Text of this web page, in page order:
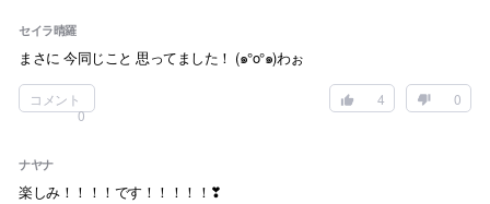
セイラ晴羅
まさに 今同じこと 思ってました！ (๑°o°๑)わぉ
コメント
0
0
4
ナヤナ
楽しみ！！！！です！！！！！❣